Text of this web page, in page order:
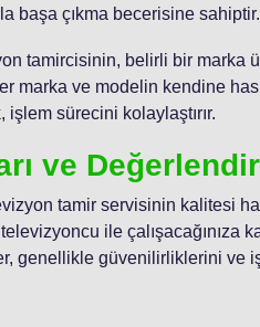
başa çıkma becerisine sahiptir.
tamircisinin, belirli bir marka
marka ve modelin kendine has
sürecini kolaylaştırır.
ve
tamir servisinin kalitesi
ile çalışacağınıza
genellikle güvenilirliklerini ve